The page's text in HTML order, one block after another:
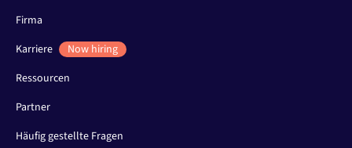
Firma
Karriere
Now hiring
Ressourcen
Partner
Häufig gestellte Fragen